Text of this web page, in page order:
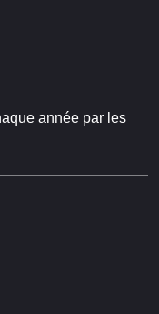
année par les